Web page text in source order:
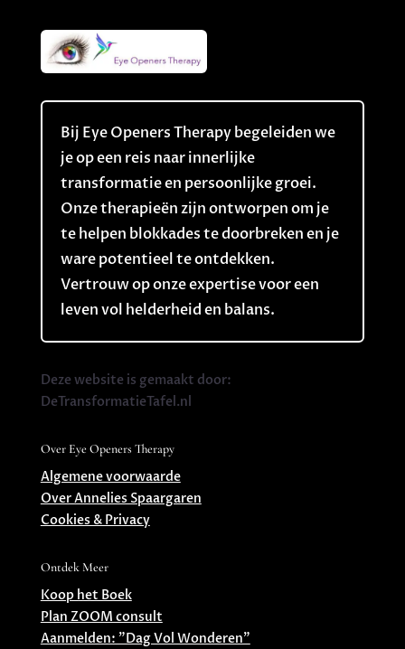
Bij Eye Openers Therapy begeleiden we
je op een reis naar innerlijke
transformatie en persoonlijke groei.
Onze therapieën zijn ontworpen om je
te helpen blokkades te doorbreken en je
ware potentieel te ontdekken.
Vertrouw op onze expertise voor een
leven vol helderheid en balans.
Deze website is gemaakt door:
DeTransformatieTafel.nl
Over Eye Openers Therapy
Algemene voorwaarde
Over Annelies Spaargaren
Cookies & Privacy
Ontdek Meer
Koop het Boek
Plan ZOOM consult
Aanmelden: ”Dag Vol Wonderen”